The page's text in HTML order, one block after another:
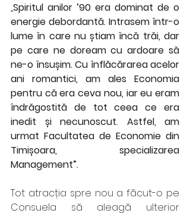
„Spiritul anilor ’90 era dominat de o
energie debordantă. Intrasem într-o
lume în care nu știam încă trăi, dar
pe care ne doream cu ardoare să
ne-o însușim. Cu înflăcărarea acelor
ani romantici, am ales Economia
pentru că era ceva nou, iar eu eram
îndrăgostită de tot ceea ce era
inedit și necunoscut. Astfel, am
urmat Facultatea de Economie din
Timișoara, specializarea
Management”.
Tot atracția spre nou a făcut-o pe
Consuela să aleagă ulterior